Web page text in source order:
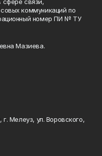
коммуникаций по
номер ПИ № ТУ
Мазиева.
Мелеуз, ул. Воровского,